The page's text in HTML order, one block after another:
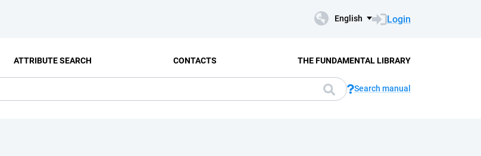
English Login
ATTRIBUTE SEARCH CONTACTS THE FUNDAMENTAL LIBRARY
Search manual